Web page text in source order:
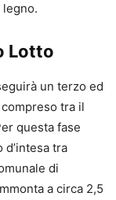
legno.
Lotto
un terzo ed
tra il
questa fase
tra
di
a circa 2,5